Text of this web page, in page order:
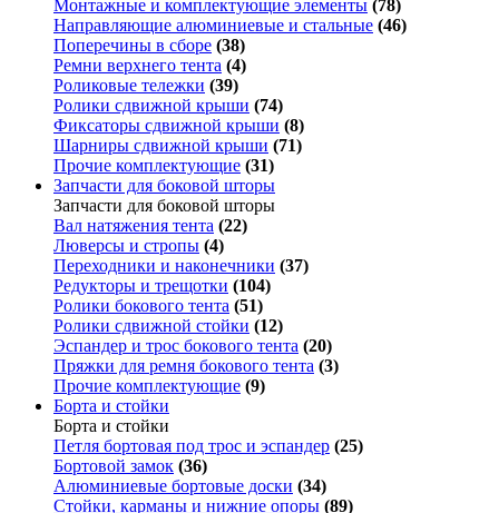
Монтажные и комплектующие элементы (78)
Направляющие алюминиевые и стальные (46)
Поперечины в сборе (38)
Ремни верхнего тента (4)
Роликовые тележки (39)
Ролики сдвижной крыши (74)
Фиксаторы сдвижной крыши (8)
Шарниры сдвижной крыши (71)
Прочие комплектующие (31)
Запчасти для боковой шторы
Запчасти для боковой шторы
Вал натяжения тента (22)
Люверсы и стропы (4)
Переходники и наконечники (37)
Редукторы и трещотки (104)
Ролики бокового тента (51)
Ролики сдвижной стойки (12)
Эспандер и трос бокового тента (20)
Пряжки для ремня бокового тента (3)
Прочие комплектующие (9)
Борта и стойки
Борта и стойки
Петля бортовая под трос и эспандер (25)
Бортовой замок (36)
Алюминиевые бортовые доски (34)
Стойки, карманы и нижние опоры (89)